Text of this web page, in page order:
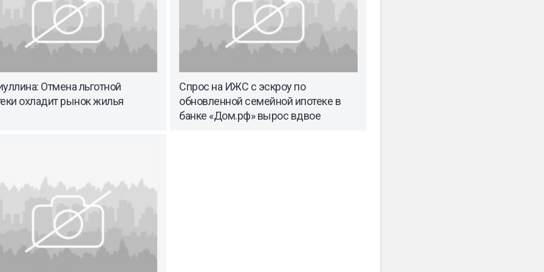
Отмена льготной
охладит рынок жилья
Спрос на ИЖС с эскроу по
обновленной семейной ипотеке в
банке «Дом.рф» вырос вдвое